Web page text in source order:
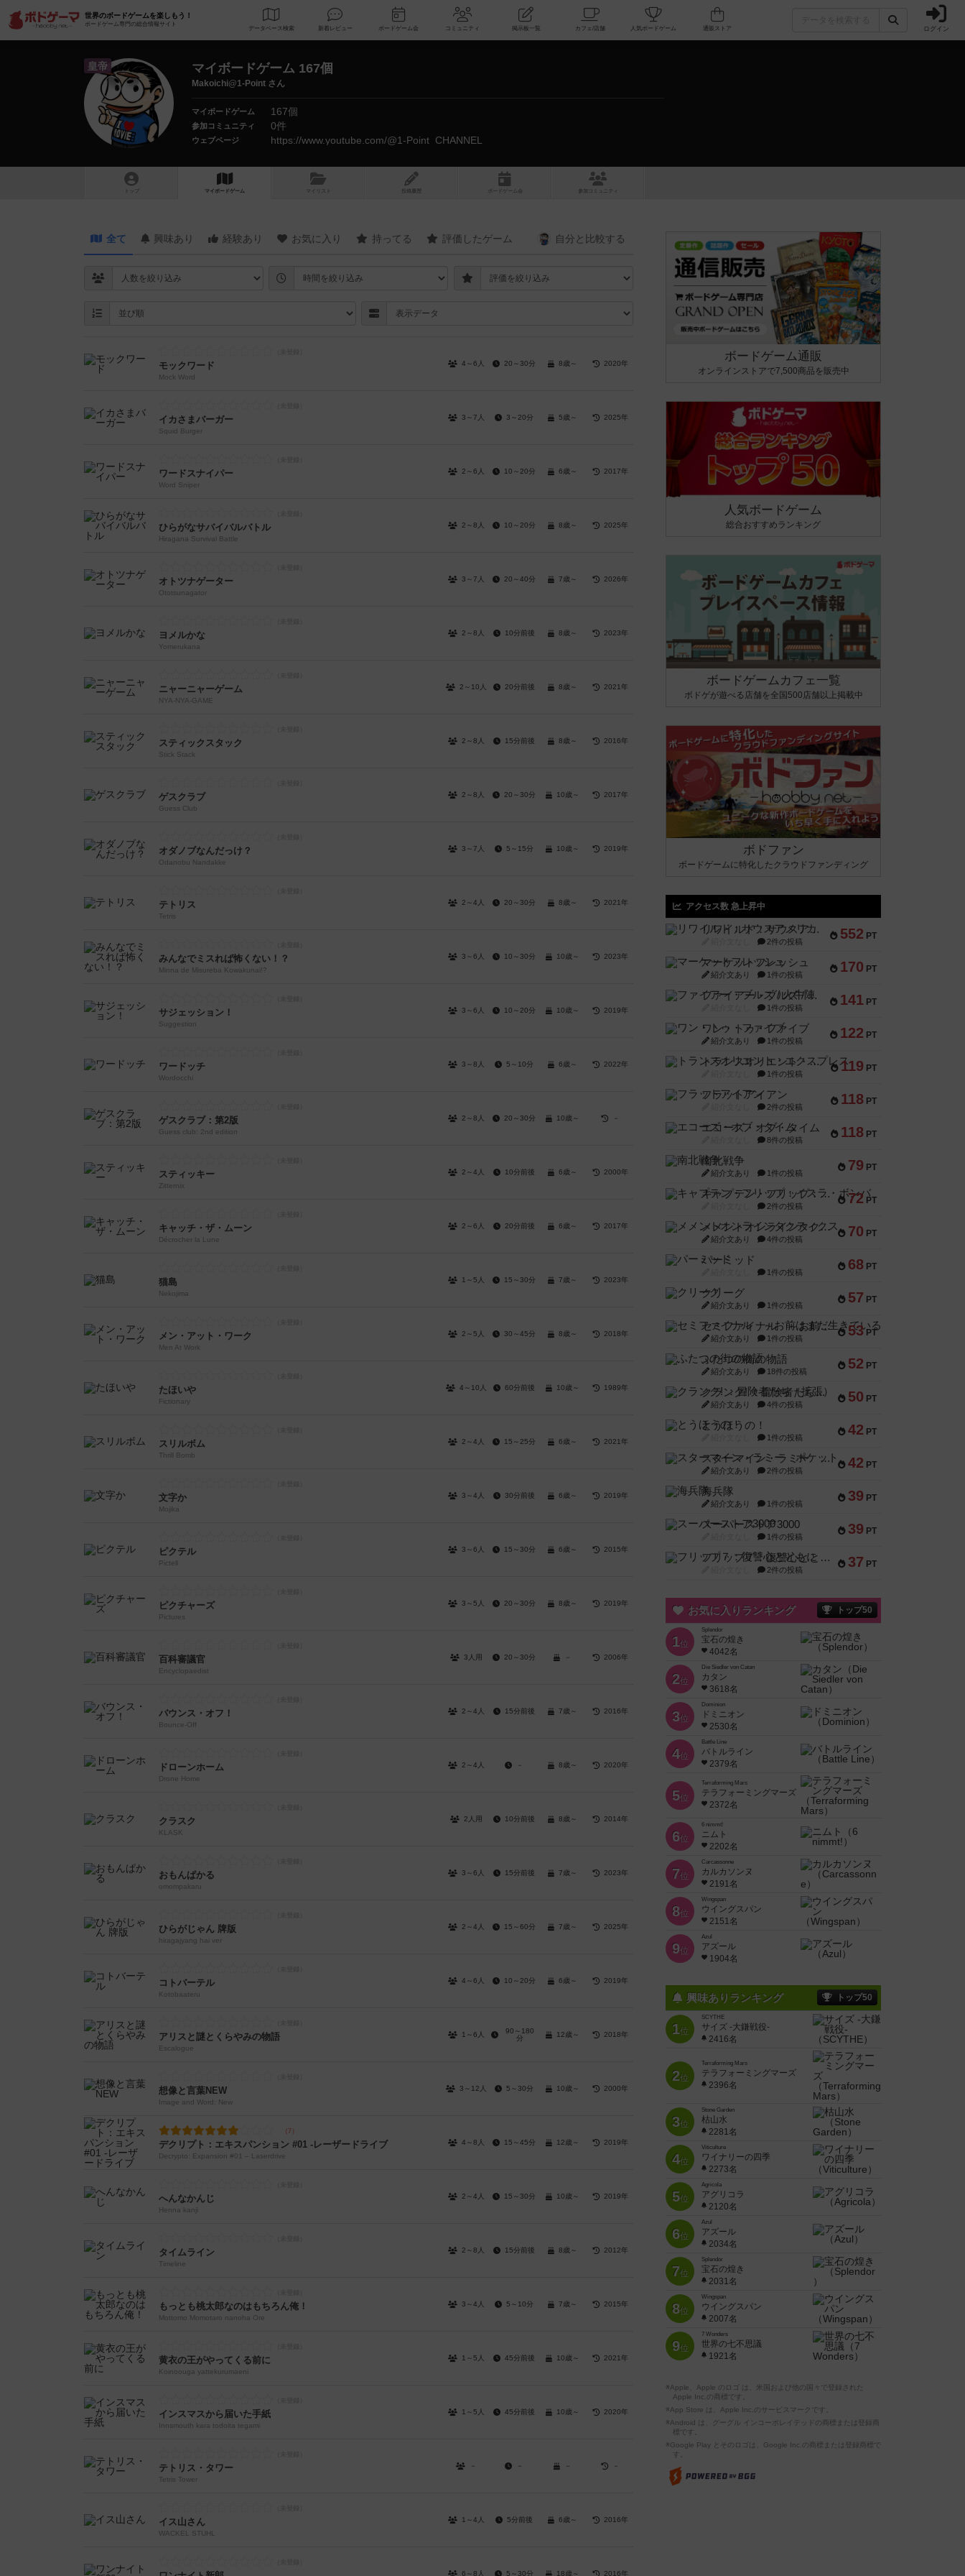
世界のボードゲームを楽しもう！
ボードゲーム専門の総合情報サイト
データベース 検索 新着レビュー ボードゲーム会 コミュニティ 掲示板一覧 カフェ/店舗 人気ボードゲーム ログイン
皇帝 マイボードゲーム 167個
Makoichi@1-Point さん
マイボードゲーム 167個
参加コミュニティ 0件
ウェブページ https://www.youtube.com/@1-Point_CHANNEL
トップ マイボードゲーム マイリスト 投稿履歴 ボ ドゲ ーム コミュニティ
全て 興味あり 経験あり お気に入り 持ってる 評価したゲーム 自分と 比較する
モックワード
Mock Word
4～6人 20～30分 8歳～ 2020年
イカさまバーガー
Squid Burger
3～7人 3～20分 5歳～ 2025年
ワードスナイパー
Word Sniper
2～6人 10～20分 6歳～ 2017年
ひらがなサバイバルバトル
Hiragana Survival Battle
2～8人 10～20分 8歳～ 2025年
オトツナゲーター
Ototsunagator
3～7人 20～40分 7歳～ 2026年
ヨメルかな
Yomerukana
2～8人 10分前後 8歳～ 2023年
ニャーニャーゲーム
NYA-NYA-GAME
2～10人 20分前後 8歳～ 2021年
スティックスタック
Stick Stack
2～8人 15分前後 8歳～ 2016年
ゲスクラブ
Guess Club
2～8人 20～30分 10歳～ 2017年
オダノブなんだっけ？
Odanobu Nandakke
3～7人 5～15分 10歳～ 2019年
テトリス
Tetris
2～4人 20～30分 8歳～ 2021年
みんなでミスれば怖くない！？
Minna de Misureba Kowakunai!?
3～6人 10～30分 10歳～ 2023年
サジェッション！
Suggestion
3～6人 10～20分 10歳～ 2019年
ワードッチ
Wordocchi
3～8人 5～10分 6歳～ 2022年
ゲスクラブ：第2版
Guess club: 2nd edition
2～8人 20～30分 10歳～ －
スティッキー
Zitternix
2～4人 10分前後 6歳～ 2000年
キャッチ・ザ・ムーン
Décrocher la Lune
2～6人 20分前後 6歳～ 2017年
猫島
Nekojima
1～5人 15～30分 7歳～ 2023年
メン・アット・ワーク
Men At Work
2～5人 30～45分 8歳～ 2018年
たほいや
Fictionary
4～10人 60分前後 10歳～ 1989年
スリルボム
Thrill Bomb
2～4人 15～25分 6歳～ 2021年
文字か
Mojika
3～4人 30分前後 6歳～ 2019年
ピクテル
Pictell
3～6人 15～30分 6歳～ 2015年
ピクチャーズ
Pictures
3～5人 20～30分 8歳～ 2019年
百科審議官
Encyclopaedist
3人用 20～30分 － 2006年
バウンス・オフ！
Bounce-Off
2～4人 15分前後 7歳～ 2016年
ドローンホーム
Drone Home
2～4人 － 8歳～ 2020年
クラスク
KLASK
2人用 10分前後 8歳～ 2014年
おもんぱかる
omompakaru
3～6人 15分前後 7歳～ 2023年
ひらがじゃん 牌版
hiragajyang hai ver
2～4人 15～60分 7歳～ 2025年
コトバーテル
Kotobaateru
4～6人 10～20分 6歳～ 2019年
アリスと謎とくらやみの物語
Escalogue
1～6人
90～180
分
12歳～ 2018年
想像と言葉NEW
Image and Word: New
3～12人 5～30分 10歳～ 2000年
デクリプト：エキスパンション #01 -レーザードライブ
Decrypto: Expansion #01 – Laserdrive
4～8人 15～45分 12歳～ 2019年
へんなかんじ
Henna kanji
2～4人 15～30分 10歳～ 2019年
タイムライン
Timeline
2～8人 15分前後 8歳～ 2012年
もっとも桃太郎なのはもちろん俺！
Mottomo Momotaro nanoha Ore
3～4人 5～10分 7歳～ 2015年
黄衣の王がやってくる前に
Koinoouga yattekurumaeni
1～5人 45分前後 10歳～ 2021年
インスマスから届いた手紙
Innsmouth kara todoita tegami
1～5人 45分前後 10歳～ 2020年
テトリス・タワー
Tetris Tower
－ － － －
イス山さん
WACKEL STUHL
1～4人 5分前後 6歳～ 2016年
6～8人 5～30分 18歳～ 2016年
ボードゲーム通販
オンラインストアで7,500商品を販売中
人気ボードゲーム
総合おすすめランキング
ボードゲームカフェ一覧
ボドゲが遊べる店舗を全国500店舗以上掲載中
ボドファン
ボードゲームに特化したクラウドファンディング
アクセス数 急上昇中
552 PT
リワイルド：サウスアメリカ
2件の投稿
170 PT
マーケットフレッシュ
紹介文あり 1件の投稿
141 PT
ファイアー・ブルズ / 火牛陣
1件の投稿
122 PT
ワン・トゥ・ファイブ
紹介文あり 1件の投稿
119 PT
トランスオリエント・エクスプレス
1件の投稿
118 PT
フラットアイアン
2件の投稿
118 PT
エコーズ・オブ・タイム
8件の投稿
79 PT
南北戦争
紹介文あり 1件の投稿
72 PT
キャプテン・フリップ：イスラ・ボンバ
2件の投稿
70 PT
メメントオンラインタクティクス
紹介文あり 4件の投稿
68 PT
パーミッド
1件の投稿
57 PT
クリーグ
紹介文あり 1件の投稿
53 PT
セミファイナル ～お前はまだ生きている～
紹介文あり 1件の投稿
52 PT
ふたつの街の物語
紹介文あり 18件の投稿
50 PT
クランク! ：冒険者たち（拡張）
紹介文あり 4件の投稿
42 PT
とうほうの！
1件の投稿
42 PT
スターマイン・ラミー ポケット
紹介文あり 2件の投稿
39 PT
海兵隊
紹介文あり 1件の投稿
39 PT
スーパーストア3000
1件の投稿
37 PT
フリップ７：復讐心とともに
2件の投稿
お気に入りランキング トップ50
1位
Splendor
宝石の煌き
4042名
2位
Die Siedler von Catan
カタン
3618名
3位
Dominion
ドミニオン
2530名
4位
Battle Line
バトルライン
2379名
5位
Terraforming Mars
テラフォーミングマーズ
2372名
6位
6 nimmt!
ニムト
2202名
7位
Carcassonne
カルカソンヌ
2191名
8位
Wingspan
ウイングスパン
2151名
9位
Azul
アズール
1904名
興味ありランキング トップ50
1位
SCYTHE
サイズ -大鎌戦役-
2416名
2位
Terraforming Mars
テラフォーミングマーズ
2396名
3位
Stone Garden
枯山水
2281名
4位
Viticulture
ワイナリーの四季
2273名
5位
Agricola
アグリコラ
2120名
6位
Azul
アズール
2034名
7位
Splendor
宝石の煌き
2031名
8位
Wingspan
ウイングスパン
2007名
9位
7 Wonders
世界の七不思議
1921名
※Apple、Apple のロゴ は、米国および他の国々で登録された
Apple Inc.の商標です。
※App Store は、Apple Inc.のサービスマークです。
※Android は、グーグル インコーポレイテッドの商標または登録商
標です。
※Google Play とそのロゴは、Google Inc.の商標または登録商標で
す。